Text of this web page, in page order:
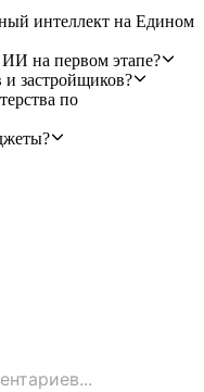
интеллект на Едином
на первом этапе?
и застройщиков?
по